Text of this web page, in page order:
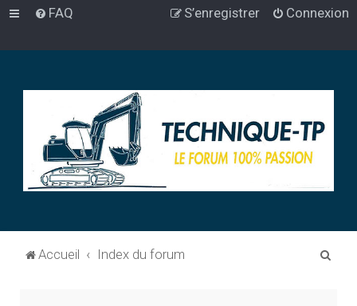
FAQ Connexion
S’enregistrer
Accueil Index du forum